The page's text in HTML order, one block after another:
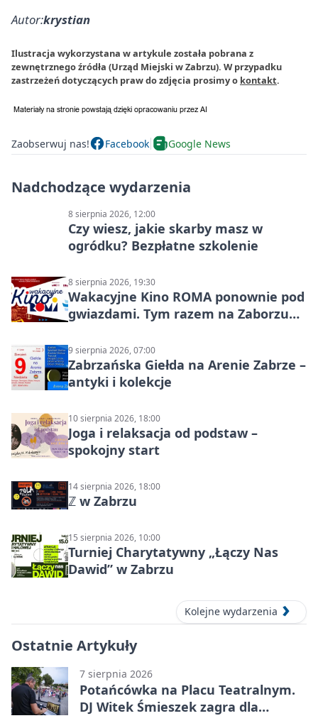
Autor:krystian
Ilustracja wykorzystana w artykule została pobrana z
zewnętrznego źródła (Urząd Miejski w Zabrzu). W przypadku
zastrzeżeń dotyczących praw do zdjęcia prosimy o kontakt.
Zaobserwuj nas! Facebook Google News
Nadchodzące wydarzenia
8 sierpnia 2026, 12:00
Czy wiesz, jakie skarby masz w
ogródku? Bezpłatne szkolenie
8 sierpnia 2026, 19:30
Wakacyjne Kino ROMA ponownie pod
gwiazdami. Tym razem na Zaborzu
9 sierpnia 2026, 07:00
Zabrzańska Giełda na Arenie Zabrze –
antyki i kolekcje
10 sierpnia 2026, 18:00
Joga i relaksacja od podstaw –
spokojny start
14 sierpnia 2026, 18:00
ℤ w Zabrzu
15 sierpnia 2026, 10:00
Turniej Charytatywny „Łączy Nas
Dawid” w Zabrzu
Kolejne wydarzenia
Ostatnie Artykuły
7 sierpnia 2026
Potańcówka na Placu Teatralnym.
DJ Witek Śmieszek zagra dla